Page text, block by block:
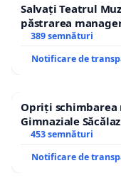
Salvați Teatrul
păstrarea
ROGOJAN
389 semnături
Notificare de
Opriți schimbarea
Gimnaziale Săcălaz
453 semnături
Notificare de